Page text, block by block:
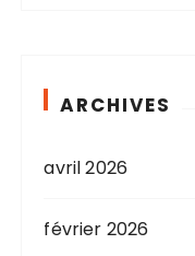
ARCHIVES
avril 2026
février 2026